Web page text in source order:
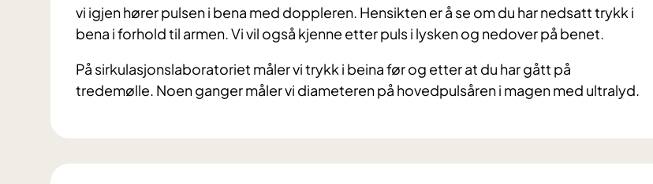
vi igjen hører pulsen i bena med doppleren. Hensikten er å se om du har nedsatt trykk i
bena i forhold til armen. Vi vil også kjenne etter puls i lysken og nedover på benet.
På sirkulasjonslaboratoriet måler vi trykk i beina før og etter at du har gått på
tredemølle. Noen ganger måler vi diameteren på hovedpulsåren i magen med ultralyd.